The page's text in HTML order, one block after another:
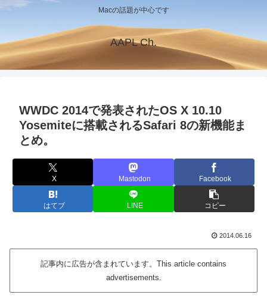
Macの話題が中心です
AAPL Ch.
WWDC 2014で発表されたOS X 10.10
Yosemiteに搭載されるSafari 8の新機能ま
とめ。
X Mastodon Facebook
はてブ LINE コピー
2014.06.16
記事内に広告が含まれています。This article contains
advertisements.